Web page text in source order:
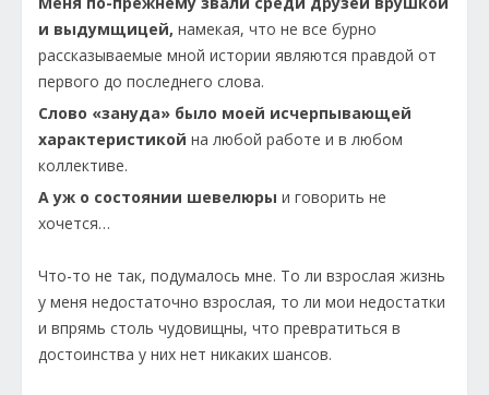
и выдумщицей, намекая, что не все бурно
рассказываемые мной истории являются правдой от
первого до последнего слова.
Слово «зануда» было моей исчерпывающей
характеристикой на любой работе и в любом
коллективе.
А уж о состоянии шевелюры и говорить не
хочется…
Что-то не так, подумалось мне. То ли взрослая жизнь
у меня недостаточно взрослая, то ли мои недостатки
и впрямь столь чудовищны, что превратиться в
достоинства у них нет никаких шансов.